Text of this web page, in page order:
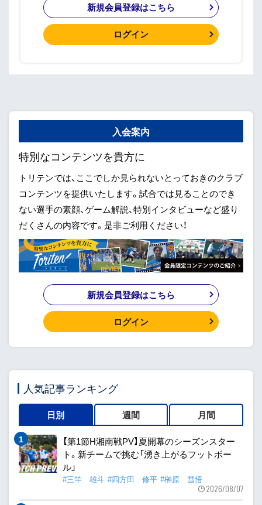
新規会員登録はこちら
ログイン
入会案内
特別なコンテンツを貴方に
トリテンでは、ここでしか見られないとっておきのクラブ
コンテンツを提供いたします。試合では見ることのでき
ない選手の素顔、ゲーム解説、特別インタビューなど盛り
だくさんの内容です。是非ご利用ください！
新規会員登録はこちら
ログイン
人気記事ランキング
日別 週間 月間
【第1節H湘南戦PV】夏開幕のシーズンスター
ト。新チームで挑む「湧き上がるフットボー
ル」
#三竿 雄斗 #四方田 修平 #榊原 彗悟
2026/08/07